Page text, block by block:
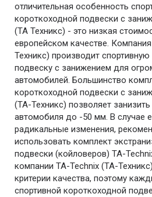
отличительная особенность
короткоходной подвески с
(ТА Техникс) - это низкая
европейском качестве.
Техникс) производит
подвеску с занижением для
автомобилей. Большинство
короткоходной подвески с
(ТА-Техникс) позволяет
автомобиля до -50 мм. В случае
радикальные изменения,
использовать комплект
подвески (койловеров) TA-
компании TA-Technix (ТА-
критерии качества, поэтому
спортивной короткоходной